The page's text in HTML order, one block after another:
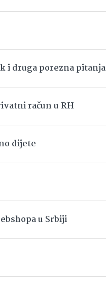
i druga porezna pitanja
račun u RH
dijete
u Srbiji